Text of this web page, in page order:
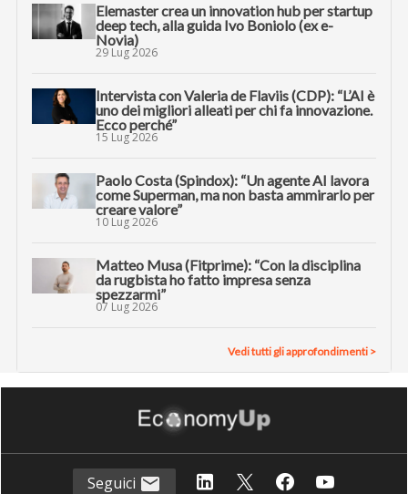
Elemaster crea un innovation hub per startup
deep tech, alla guida Ivo Boniolo (ex e-
Novia)
29 Lug 2026
Intervista con Valeria de Flaviis (CDP): “L’AI è
uno dei migliori alleati per chi fa innovazione.
Ecco perché”
15 Lug 2026
Paolo Costa (Spindox): “Un agente AI lavora
come Superman, ma non basta ammirarlo per
creare valore”
10 Lug 2026
Matteo Musa (Fitprime): “Con la disciplina
da rugbista ho fatto impresa senza
spezzarmi”
07 Lug 2026
Vedi tutti gli approfondimenti >
Seguici